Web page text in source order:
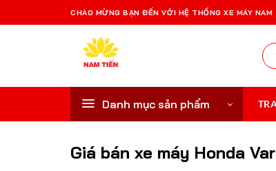
qua
CHÀO MỪNG BẠN ĐẾN VỚI HỆ THỐNG XE MÁY NAM
Tìm
Danh mục sản phẩm
Giá bán xe máy Honda